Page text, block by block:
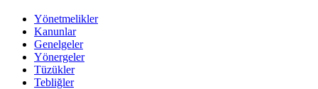
Yönetmelikler
Kanunlar
Genelgeler
Yönergeler
Tüzükler
Tebliğler